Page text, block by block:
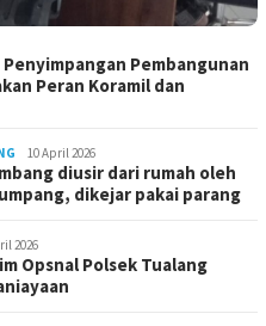
Pembangunan
Peran Koramil dan
10 April 2026
diusir dari rumah oleh
dikejar pakai parang
2026
Opsnal Polsek Tualang